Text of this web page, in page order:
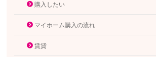
購入したい
マイホーム購入の流れ
賃貸